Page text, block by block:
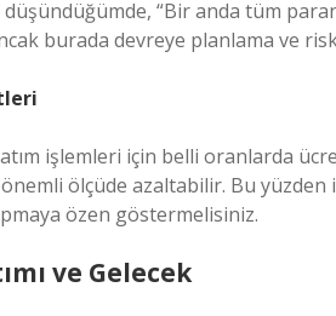
“Bir anda tüm
burada devreye planlama ve
işlemleri için belli oranlarda
önemli ölçüde azaltabilir. Bu
özen göstermelisiniz.
ve Gelecek